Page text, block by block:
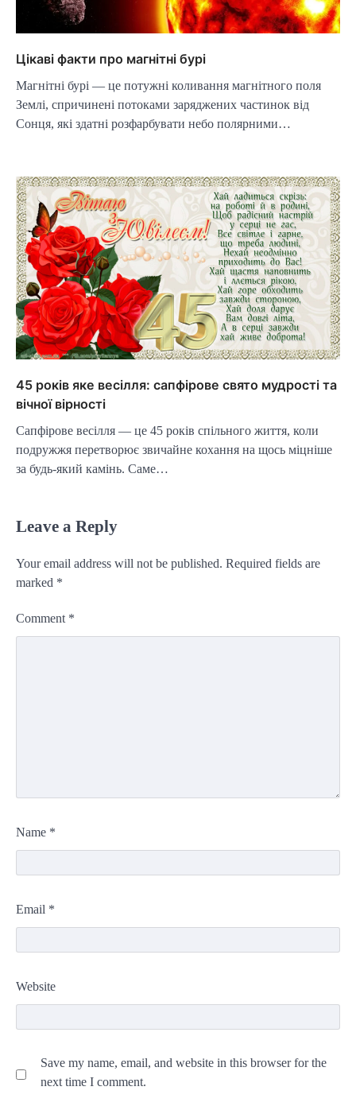
Цікаві факти про магнітні бурі
Магнітні бурі — це потужні коливання магнітного поля
Землі, спричинені потоками заряджених частинок від
Сонця, які здатні розфарбувати небо полярними…
45 років яке весілля: сапфірове свято мудрості та
вічної вірності
Сапфірове весілля — це 45 років спільного життя, коли
подружжя перетворює звичайне кохання на щось міцніше
за будь-який камінь. Саме…
Leave a Reply
Your email address will not be published. Required fields are
marked *
Comment *
Name *
Email *
Website
Save my name, email, and website in this browser for the
next time I comment.